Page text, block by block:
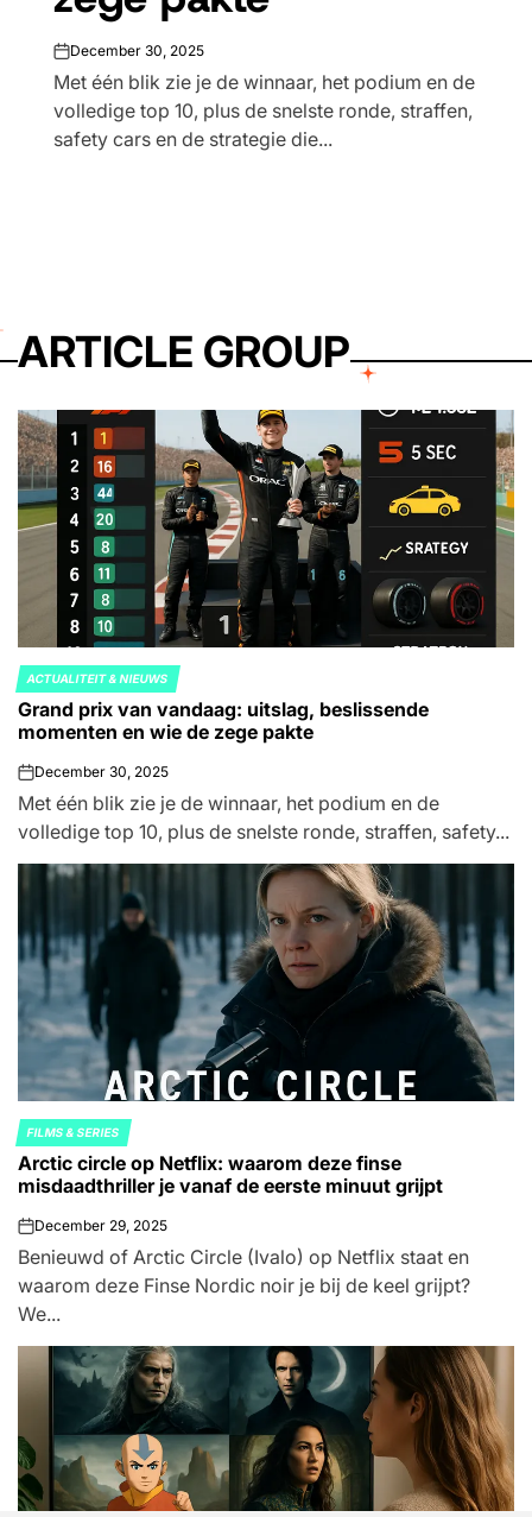
onDecember 30, 2025
Met één blik zie je de winnaar, het podium en de
volledige top 10, plus de snelste ronde, straffen,
safety cars en de strategie die...
ARTICLE GROUP
POSTED
IN
ACTUALITEIT & NIEUWS
Grand prix van vandaag: uitslag, beslissende
momenten en wie de zege pakte
onDecember 30, 2025
Met één blik zie je de winnaar, het podium en de
volledige top 10, plus de snelste ronde, straffen, safety...
POSTED
IN
FILMS & SERIES
Arctic circle op Netflix: waarom deze finse
misdaadthriller je vanaf de eerste minuut grijpt
onDecember 29, 2025
Benieuwd of Arctic Circle (Ivalo) op Netflix staat en
waarom deze Finse Nordic noir je bij de keel grijpt?
We...